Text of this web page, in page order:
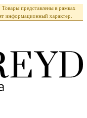
представлены в рамках
информационный характер.